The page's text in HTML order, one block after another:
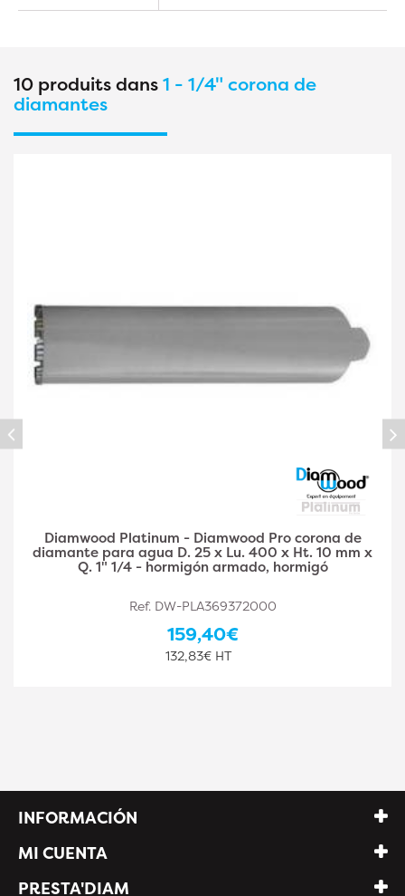
10 produits dans1 - 1/4" corona de
diamantes
Diamwood Platinum - Diamwood Pro corona de
diamante para agua D. 30 x Lu. 400 x Ht. 10 mm x
Q. 1" 1/4 - hormigón armado, hormigó
Ref. DW-PLA369372001
174,10€
145,08€ HT
INFORMACIÓN
MI CUENTA
PRESTA'DIAM